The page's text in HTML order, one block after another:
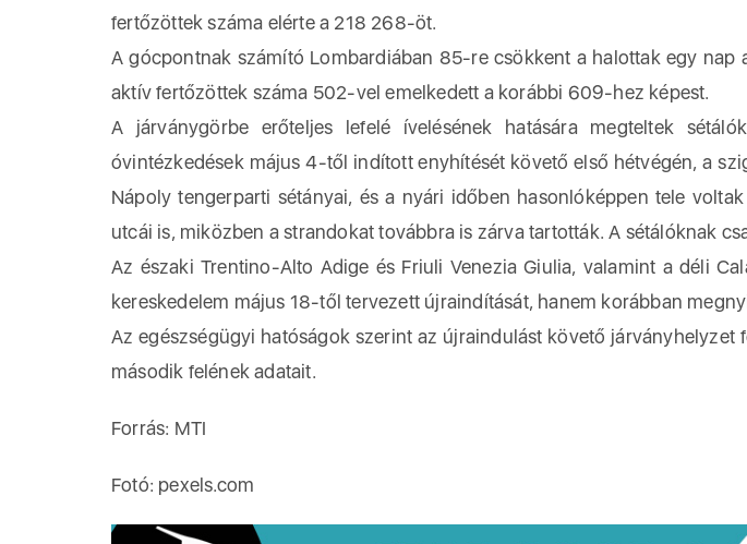
fertőzöttek száma elérte a 218 268-öt.
A gócpontnak számító Lombardiában 85-re csökkent a halottak egy nap
aktív fertőzöttek száma 502-vel emelkedett a korábbi 609-hez képest.
A járványgörbe erőteljes lefelé ívelésének hatására megteltek
óvintézkedések május 4-től indított enyhítését követő első hétvégén, a
Nápoly tengerparti sétányai, és a nyári időben hasonlóképpen tele
utcái is, miközben a strandokat továbbra is zárva tartották. A sétálóknak
Az északi Trentino-Alto Adige és Friuli Venezia Giulia, valamint a déli
kereskedelem május 18-től tervezett újraindítását, hanem korábban
Az egészségügyi hatóságok szerint az újraindulást követő járványhelyzet
második felének adatait.
Forrás: MTI
Fotó: pexels.com